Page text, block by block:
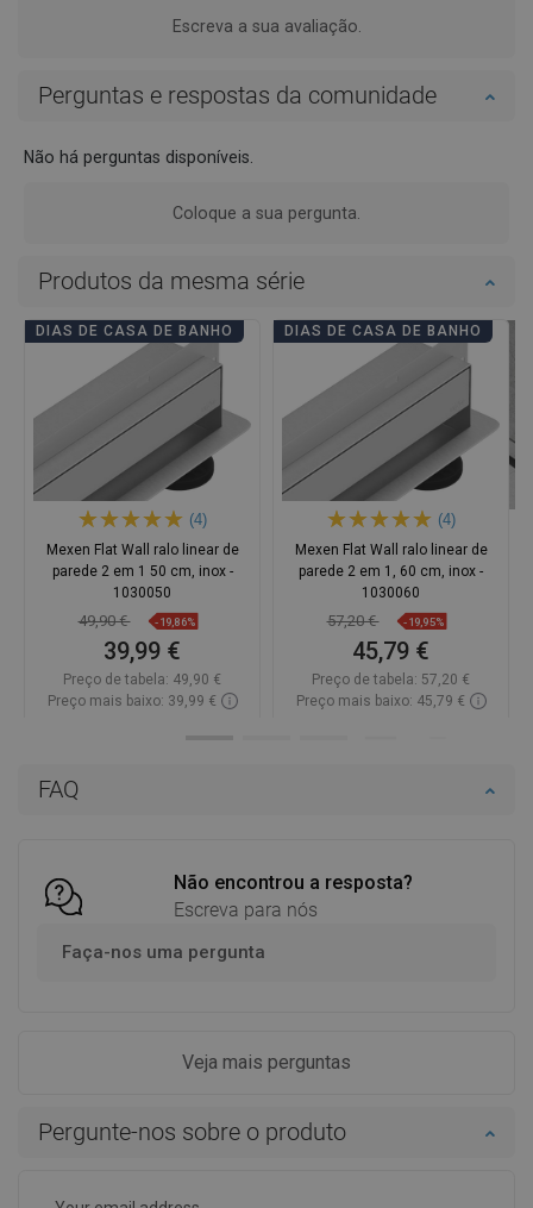
FAQ
Não encontrou a resposta?
Escreva para nós
Faça-nos uma pergunta
Veja mais perguntas
Escreva a sua avaliação.
Perguntas e respostas da comunidade
Não há perguntas disponíveis.
Coloque a sua pergunta.
Pergunte-nos sobre o produto
Produtos da mesma série
DIAS DE CASA DE BANHO
(4)
Mexen Flat Wall ralo linear de
parede 2 em 1 50 cm, inox -
1030050
49,90 € -19,86%
39,99 €
Preço de tabela: 49,90 €
Preço mais baixo: 39,99 €
DIAS DE CASA DE BANHO
(4)
Mexen Flat Wall ralo linear de
parede 2 em 1, 60 cm, inox -
1030060
57,20 € -19,95%
45,79 €
Preço de tabela: 57,20 €
Preço mais baixo: 45,79 €